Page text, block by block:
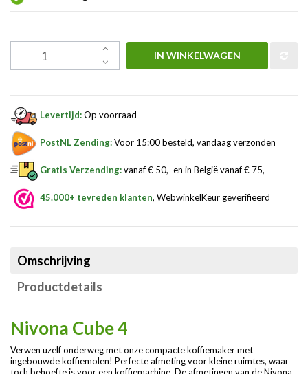
IN WINKELWAGEN
Levertijd:Op voorraad
PostNL Zending:Voor 15:00 besteld, vandaag verzonden
Gratis Verzending:vanaf € 50,- en in België vanaf € 75,-
45.000+ tevreden klanten, WebwinkelKeur geverifieerd
Omschrijving
Productdetails
Nivona Cube 4
Verwen uzelf onderweg met onze compacte koffiemaker met
ingebouwde koffiemolen! Perfecte afmeting voor kleine ruimtes, waar
toch behoefte is voor een koffiemachine. De afmetingen van de Nivona